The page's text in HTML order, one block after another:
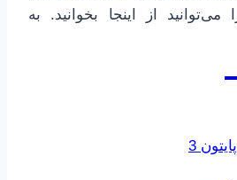
از اینجا بخوانید. به